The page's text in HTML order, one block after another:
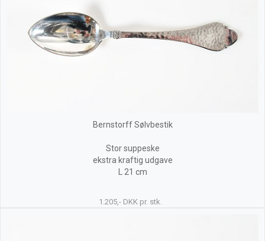
Bernstorff Sølvbestik
Stor suppeske
ekstra kraftig udgave
L 21 cm
1.205,- DKK pr. stk.